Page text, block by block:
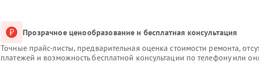
Прозрачное ценообразование и бесплатная консультация
Точные прайс-листы, предварительная оценка стоимости ремонта,
платежей и возможность бесплатной консультации по телефону или